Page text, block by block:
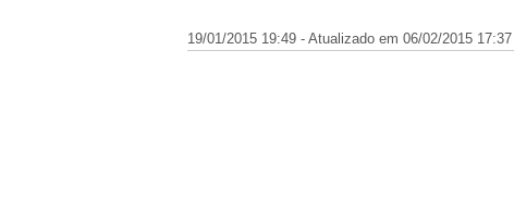
19/01/2015 19:49 - Atualizado em 06/02/2015